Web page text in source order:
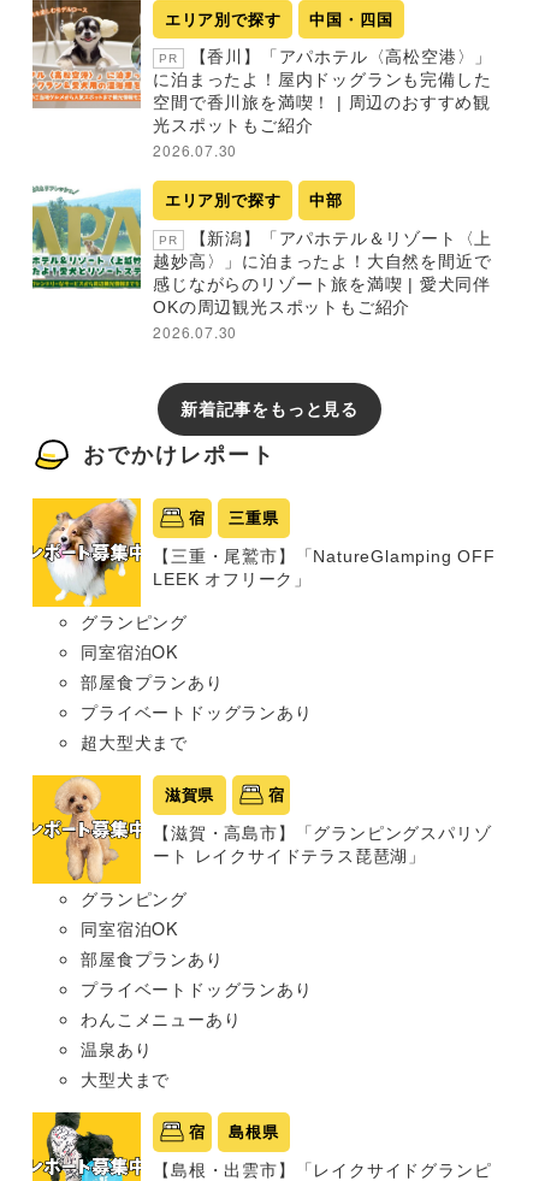
エリア別で探す 中国・四国
PR
【香川】「アパホテル〈高松空港〉」
に泊まったよ！屋内ドッグランも完備した
空間で香川旅を満喫！ | 周辺のおすすめ観
光スポットもご紹介
2026.07.30
エリア別で探す 中部
PR
【新潟】「アパホテル＆リゾート〈上
越妙高〉」に泊まったよ！大自然を間近で
感じながらのリゾート旅を満喫 | 愛犬同伴
OKの周辺観光スポットもご紹介
2026.07.30
新着記事をもっと見る
おでかけレポート
宿 三重県
【三重・尾鷲市】「NatureGlamping OFF
LEEK オフリーク」
グランピング
同室宿泊OK
部屋食プランあり
プライベートドッグランあり
超大型犬まで
滋賀県 宿
【滋賀・高島市】「グランピングスパリゾ
ート レイクサイドテラス琵琶湖」
グランピング
同室宿泊OK
部屋食プランあり
プライベートドッグランあり
わんこメニューあり
温泉あり
大型犬まで
宿 島根県
【島根・出雲市】「レイクサイドグランピ